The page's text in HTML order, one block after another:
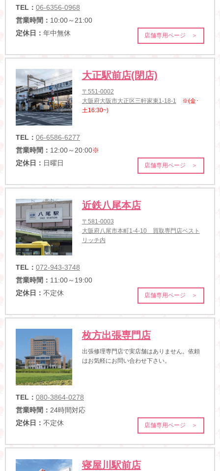
TEL： 06-6356-0968
営業時間： 10:00～21:00
定休日： 年中無休 店舗専用ページ ＞
大正駅前店(閉店)
〒551-0002
大阪府大阪市大正区三軒家東1-18-1
※(金･
土16:30~)
TEL： 06-6586-6277
営業時間： 12:00～20:00※
定休日： 日曜日 店舗専用ページ ＞
近鉄八尾本店
〒581-0003
大阪府八尾市本町1-4-10 買取専門店ベスト
リッチ内
TEL： 072-943-3748
営業時間： 11:00～19:00
定休日： 不定休 店舗専用ページ ＞
枚方出張専門店
出張修理専門店で実店舗はありません。依頼
はお気軽にお問い合わせ下さい。
TEL： 080-3864-0278
営業時間： 24時間対応
定休日： 不定休 店舗専用ページ ＞
寝屋川駅前店